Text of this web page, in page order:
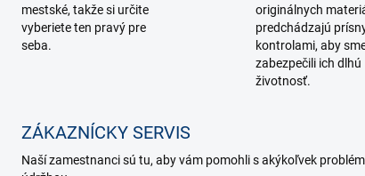
mestské, takže si určite
vyberiete ten pravý pre
seba.
originálnych
predchádzajú
kontrolami, aby
zabezpečili ich dlhú
životnosť.
ZÁKAZNÍCKY SERVIS
Naší zamestnanci sú tu, aby vám pomohli s akýkoľvek